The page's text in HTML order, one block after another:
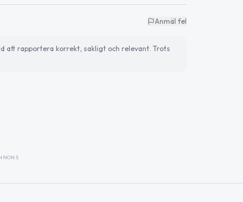
Anmäl fel
att rapportera korrekt, sakligt och relevant. Trots